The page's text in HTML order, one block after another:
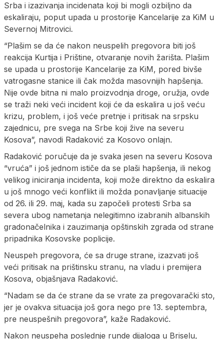
Srba i izazivanja incidenata koji bi mogli ozbiljno da
eskaliraju, poput upada u prostorije Kancelarije za KiM u
Severnoj Mitrovici.
“Plašim se da će nakon neuspelih pregovora biti još
reakcija Kurtija i Prištine, otvaranje novih žarišta. Plašim
se upada u prostorije Kancelarije za KiM, pored bivše
vatrogasne stanice ili čak možda masovnijih hapšenja.
Nije ovde bitna ni malo proizvodnja droge, oružja, ovde
se traži neki veći incident koji će da eskalira u još veću
krizu, problem, i još veće pretnje i pritisak na srpsku
zajednicu, pre svega na Srbe koji žive na severu
Kosova”, navodi Radaković za Kosovo onlajn.
Radaković poručuje da je svaka jesen na severu Kosova
“vruća” i još jednom ističe da se plaši hapšenja, ili nekog
velikog iniciranja incidenta, koji može direktno da eskalira
u još mnogo veći konflikt ili možda ponavljanje situacije
od 26. ili 29. maj, kada su započeli protesti Srba sa
severa ubog nametanja nelegitimno izabranih albanskih
gradonačelnika i zauzimanja opštinskih zgrada od strane
pripadnika Kosovske poplicije.
Neuspeh pregovora, će sa druge strane, izazvati još
veći pritisak na prištinsku stranu, na vladu i premijera
Kosova, objašnjava Radaković.
“Nadam se da će strane da se vrate za pregovarački sto,
jer je ovakva situacija još gora nego pre 13. septembra,
pre neuspešnih pregovora”, kaže Radaković.
Nakon neuspeha poslednje runde dijaloga u Briselu,